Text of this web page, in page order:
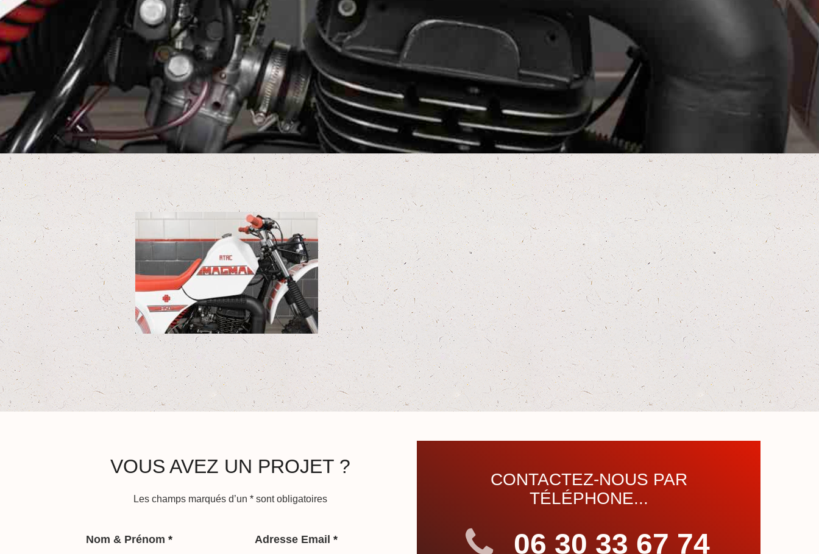
VOUS AVEZ UN PROJET ?
Les champs marqués d’un * sont obligatoires
Nom & Prénom * Adresse Email *
CONTACTEZ-NOUS PAR
TÉLÉPHONE...
06 30 33 67 74